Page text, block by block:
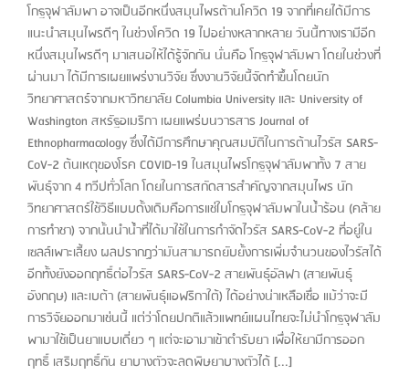
โกฐจุฬาลัมพา อาจเป็นอีกหนึ่งสมุนไพรต้านโควิด 19 จากที่เคยได้มีการ
แนะนำสมุนไพรดีๆ ในช่วงโควิด 19 ไปอย่างหลากหลาย วันนี้ทางเรามีอีก
หนึ่งสมุนไพรดีๆ มาเสนอให้ได้รู้จักกัน นั่นคือ โกฐจุฬาลัมพา โดยในช่วงที่
ผ่านมา ได้มีการเผยแพร่งานวิจัย ซึ่งงานวิจัยนี้จัดทำขึ้นโดยนัก
วิทยาศาสตร์จากมหาวิทยาลัย Columbia University และ University of
Washington สหรัฐอเมริกา เผยแพร่บนวารสาร Journal of
Ethnopharmacology ซึ่งได้มีการศึกษาคุณสมบัติในการต้านไวรัส SARS-
CoV-2 ต้นเหตุของโรค COVID-19 ในสมุนไพรโกฐจุฬาลัมพาทั้ง 7 สาย
พันธุ์จาก 4 ทวีปทั่วโลก โดยในการสกัดสารสำคัญจากสมุนไพร นัก
วิทยาศาสตร์ใช้วิธีแบบดั้งเดิมคือการแช่ใบโกฐจุฬาลัมพาในน้ำร้อน (คล้าย
การทำชา) จากนั้นนำน้ำที่ได้มาใช้ในการกำจัดไวรัส SARS-CoV-2 ที่อยู่ใน
เซลล์เพาะเลี้ยง ผลปรากฏว่ามันสามารถยับยั้งการเพิ่มจำนวนของไวรัสได้
อีกทั้งยังออกฤทธิ์ต่อไวรัส SARS-CoV-2 สายพันธุ์อัลฟา (สายพันธุ์
อังกฤษ) และเบต้า (สายพันธุ์แอฟริกาใต้) ได้อย่างน่าเหลือเชื่อ แม้ว่าจะมี
การวิจัยออกมาเช่นนี้ แต่ว่าโดยปกติแล้วแพทย์แผนไทยจะไม่นำโกฐจุฬาลัม
พามาใช้เป็นยาแบบเดี่ยว ๆ แต่จะเอามาเข้าตำรับยา เพื่อให้ยามีการออก
ฤทธิ์ เสริมฤทธิ์กัน ยาบางตัวจะลดพิษยาบางตัวได้ [...]